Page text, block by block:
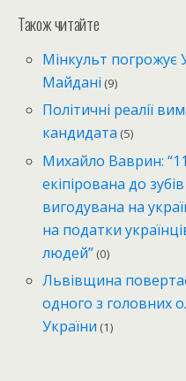
Також читайте
Мінкульт погрожує
Майдані (9)
Політичні реалії
кандидата (5)
Михайло Ваврин:
екіпірована до
вигодувана на
на податки
людей” (0)
Львівщина
одного з головних
України (1)